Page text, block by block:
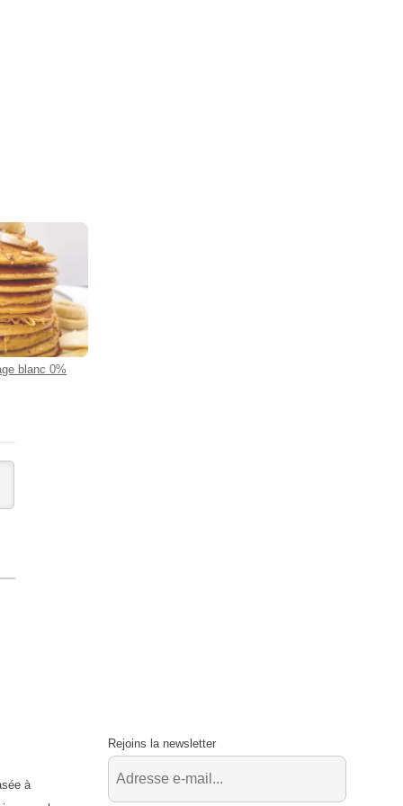
blanc 0%
à
Rejoins la newsletter